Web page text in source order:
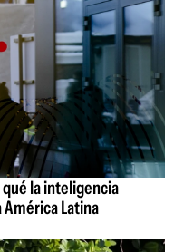
la inteligencia
Latina